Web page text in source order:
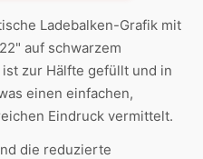
Ladebalken-Grafik mit
auf schwarzem
ist zur Hälfte gefüllt und in
einen einfachen,
Eindruck vermittelt.
die reduzierte